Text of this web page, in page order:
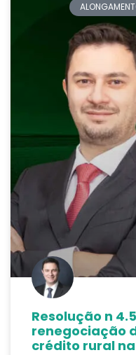
Resolução n
renegociação
crédito rural